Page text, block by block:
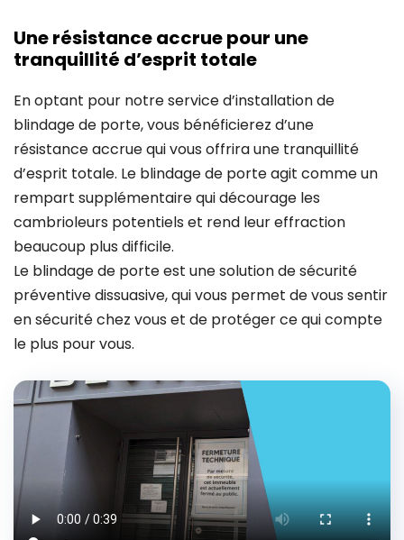
Une résistance accrue pour une
tranquillité d’esprit totale
En optant pour notre service d’installation de
blindage de porte, vous bénéficierez d’une
résistance accrue qui vous offrira une tranquillité
d’esprit totale. Le blindage de porte agit comme un
rempart supplémentaire qui décourage les
cambrioleurs potentiels et rend leur effraction
beaucoup plus difficile.
Le blindage de porte est une solution de sécurité
préventive dissuasive, qui vous permet de vous sentir
en sécurité chez vous et de protéger ce qui compte
le plus pour vous.